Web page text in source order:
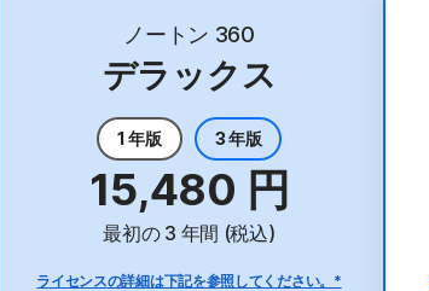
お買い得
ノートン 360
デラックス
1 年版 3 年版
15,480 円
最初の 3 年間 (税込)
ライセンスの詳細は下記を参照してください。*